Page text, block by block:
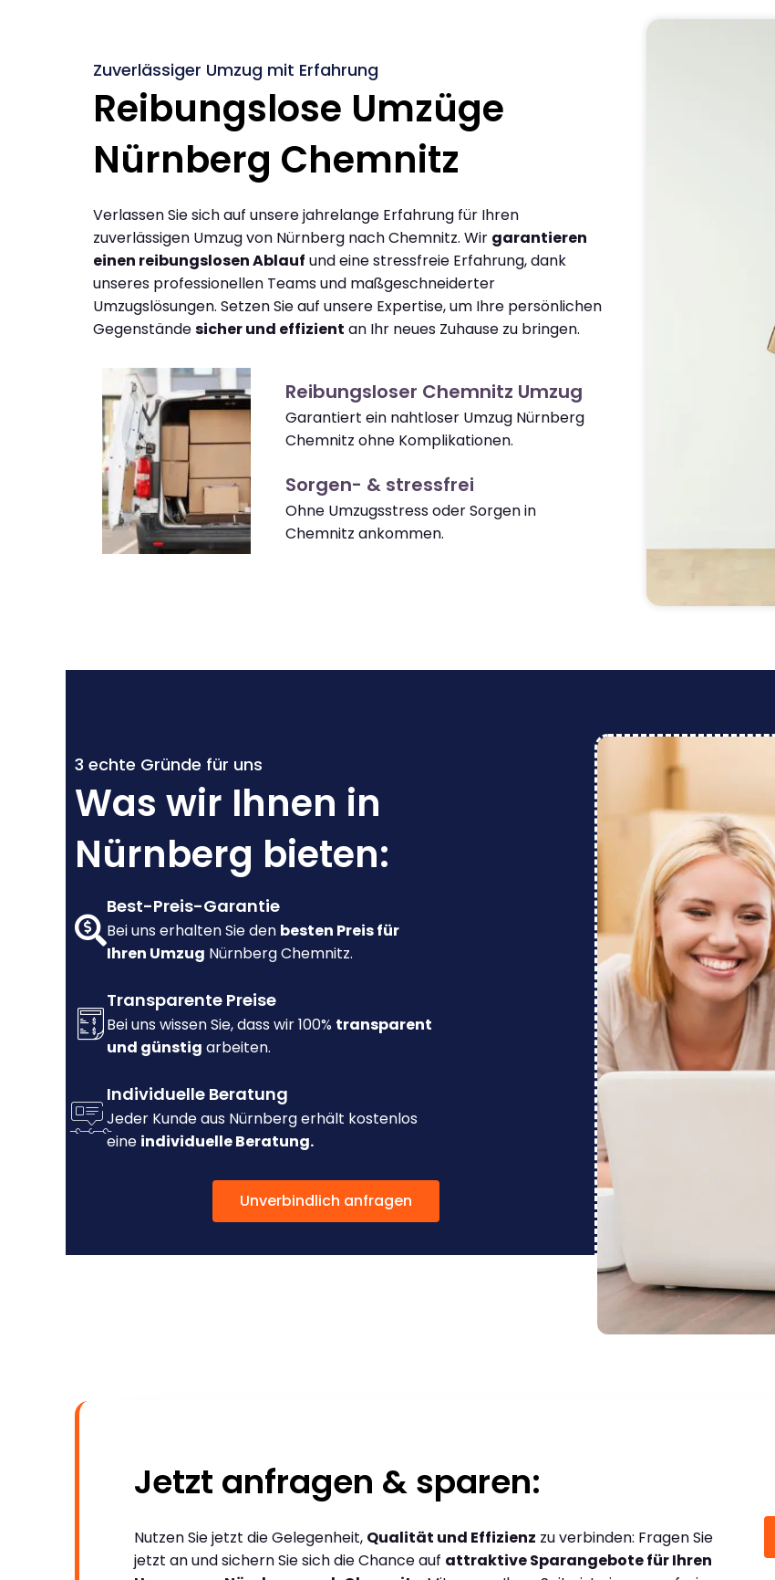
Zuverlässiger Umzug mit Erfahrung
Reibungslose Umzüge
Nürnberg Chemnitz
Verlassen Sie sich auf unsere jahrelange Erfahrung für Ihren
zuverlässigen Umzug von Nürnberg nach Chemnitz. Wir garantieren
einen reibungslosen Ablauf und eine stressfreie Erfahrung, dank
unseres professionellen Teams und maßgeschneiderter
Umzugslösungen. Setzen Sie auf unsere Expertise, um Ihre persönlichen
Gegenständesicher und effizient an Ihr neues Zuhause zu bringen.
Reibungsloser Chemnitz Umzug
Garantiert ein nahtloser Umzug Nürnberg
Chemnitz ohne Komplikationen.
Sorgen- & stressfrei
Ohne Umzugsstress oder Sorgen in
Chemnitz ankommen.
3 echte Gründe für uns
Was wir Ihnen in
Nürnberg bieten:
Best-Preis-Garantie
Bei uns erhalten Sie den besten Preis für
Ihren Umzug Nürnberg Chemnitz.
Transparente Preise
Bei uns wissen Sie, dass wir 100% transparent
und günstig arbeiten.
Individuelle Beratung
Jeder Kunde aus Nürnberg erhält kostenlos
eine individuelle Beratung.
Unverbindlich anfragen
Jetzt anfragen & sparen:
Nutzen Sie jetzt die Gelegenheit, Qualität und Effizienz zu verbinden: Fragen Sie
jetzt an und sichern Sie sich die Chance auf attraktive Sparangebote für Ihren